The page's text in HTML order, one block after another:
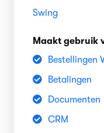
Swing
Maakt gebruik
Bestellingen
Betalingen
Documenten
CRM